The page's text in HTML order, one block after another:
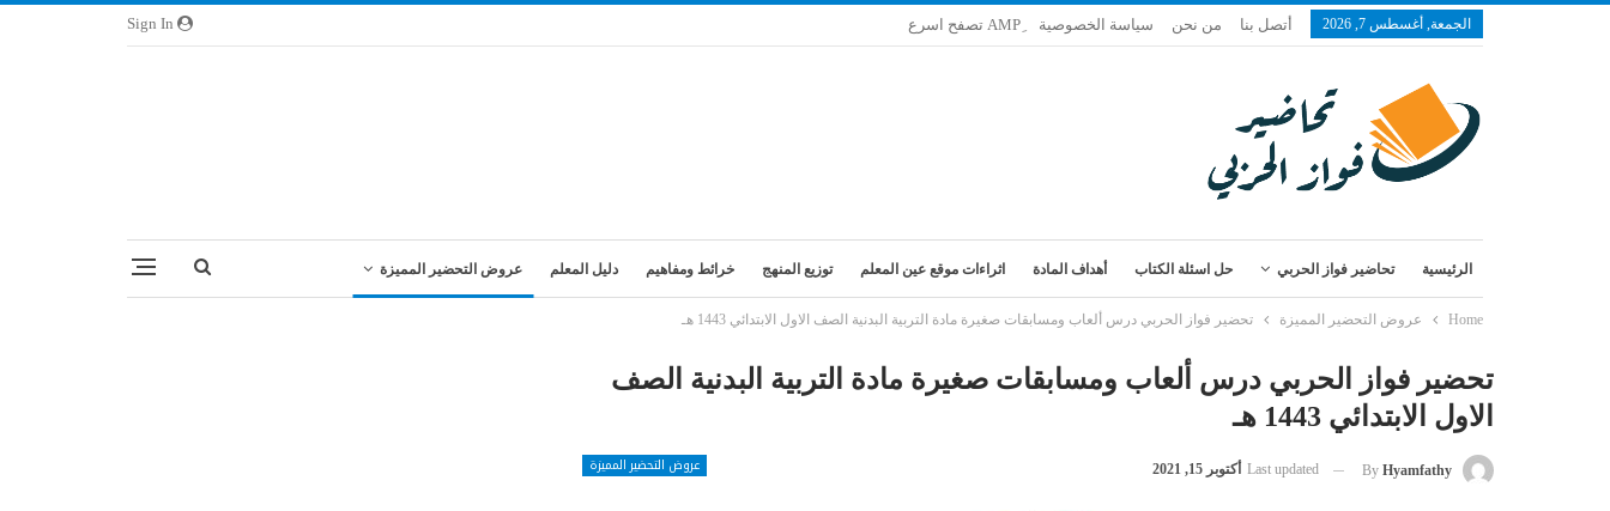
الجمعة, أغسطس 7, 2026 أتصل بنا من نحن سياسة الخصوصية
الرئيسية تحاضير فواز الحربي حل اسئلة الكتاب أهداف المادة اثراءات موقع عين المعلم توزيع المنهج خرائط ومفاهيم دليل المعلم عروض التحضير المميزة
Home عروض التحضير المميزة تحضير فواز الحربي درس ألعاب ومسابقات صغيرة مادة التربية البدنية الصف الاول الابتدائي 1443 هـ
تحضير فواز الحربي درس ألعاب ومسابقات صغيرة مادة التربية البدنية الصف
الاول الابتدائي 1443 هـ
عروض التحضير المميزة By Hyamfathy
Last updated أكتوبر 15, 2021